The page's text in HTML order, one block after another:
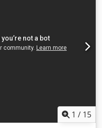
1 / 15